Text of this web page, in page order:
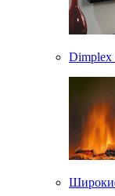
Dimplex